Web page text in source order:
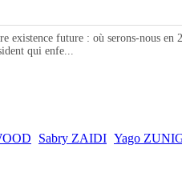
future : où serons-nous en
qui enfe...
Sabry ZAIDI Yago